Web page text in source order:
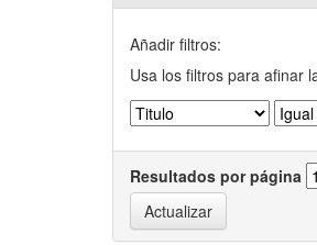
Añadir filtros:
Usa los filtros para afinar
Resultados por página